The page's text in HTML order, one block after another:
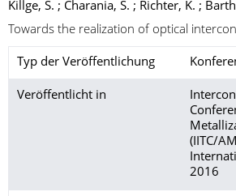
Killge, S. ; Charania, S. ; Richter, K. ;
Towards the realization of optical
Typ der Veröffentlichung
Veröffentlicht in
(IITC/
2016